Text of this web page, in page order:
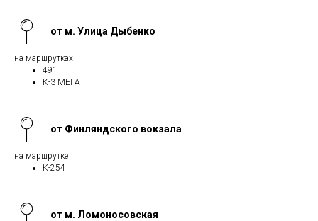
от м. Улица Дыбенко
на маршрутках
491
К-3 МЕГА
от Финляндского вокзала
на маршрутке
К-254
от м. Ломоносовская